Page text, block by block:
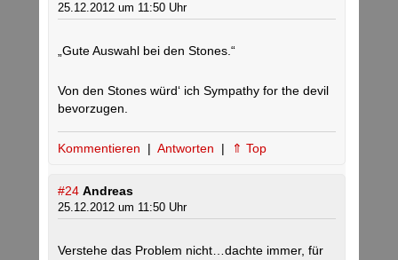
25.12.2012 um 11:50 Uhr
„Gute Auswahl bei den Stones.“
Von den Stones würd‘ ich Sympathy for the devil
bevorzugen.
Kommentieren | Antworten | ⇑ Top
#24 Andreas
25.12.2012 um 11:50 Uhr
Verstehe das Problem nicht…dachte immer, für